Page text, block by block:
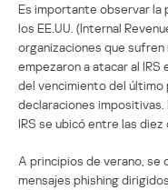
Es importante observar la
los EE.UU. (Internal
organizaciones que
empezaron a atacar al
del vencimiento del último
declaraciones
IRS se ubicó entre las
A principios de verano,
mensajes phishing